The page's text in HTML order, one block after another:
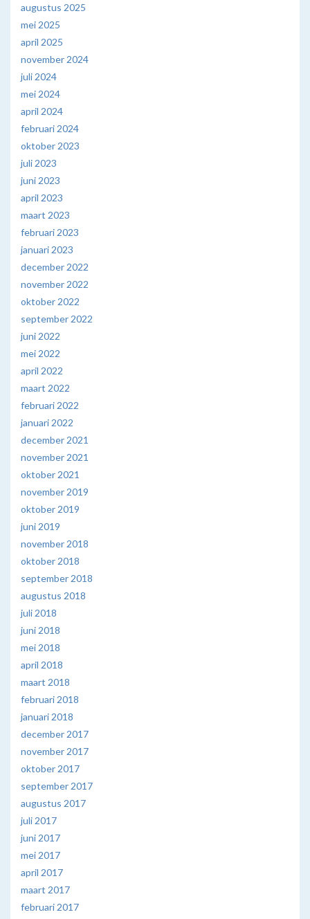
augustus 2025
mei 2025
april 2025
november 2024
juli 2024
mei 2024
april 2024
februari 2024
oktober 2023
juli 2023
juni 2023
april 2023
maart 2023
februari 2023
januari 2023
december 2022
november 2022
oktober 2022
september 2022
juni 2022
mei 2022
april 2022
maart 2022
februari 2022
januari 2022
december 2021
november 2021
oktober 2021
november 2019
oktober 2019
juni 2019
november 2018
oktober 2018
september 2018
augustus 2018
juli 2018
juni 2018
mei 2018
april 2018
maart 2018
februari 2018
januari 2018
december 2017
november 2017
oktober 2017
september 2017
augustus 2017
juli 2017
juni 2017
mei 2017
april 2017
maart 2017
februari 2017